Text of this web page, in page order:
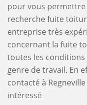
pour vous permettre
recherche fuite
entreprise très
concernant la fuite
toutes les conditions
genre de travail. En
contacté à
intéressé